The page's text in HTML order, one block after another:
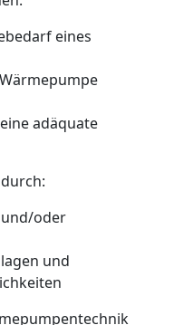
eines
adäquate
oder
und